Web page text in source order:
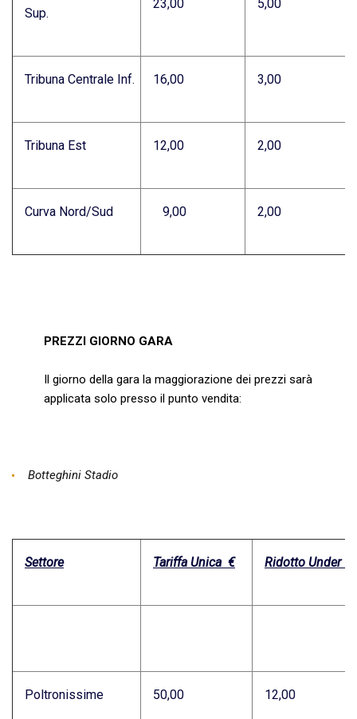
Sup.
23,00 5,00
Tribuna Centrale Inf. 16,00 3,00
Tribuna Est 12,00 2,00
Curva Nord/Sud 9,00 2,00
PREZZI GIORNO GARA
Il giorno della gara la maggiorazione dei prezzi sarà
applicata solo presso il punto vendita:
Botteghini Stadio
Settore Tariffa Unica € Ridotto Under
Poltronissime 50,00 12,00